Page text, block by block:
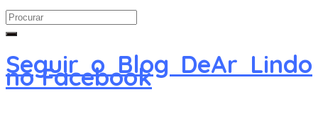
Search
for:
Seguir o Blog DeAr Lindo
no Facebook